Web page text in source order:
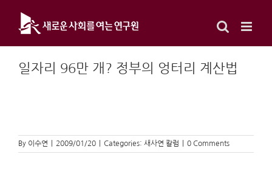
content
일자리 96만 개? 정부의 엉터리 계산법
By 이수연 2009/01/20 Categories: 새사연 칼럼 0 Comments